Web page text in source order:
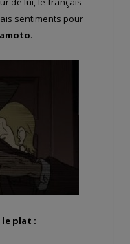
sentiments pour
.
le plat :